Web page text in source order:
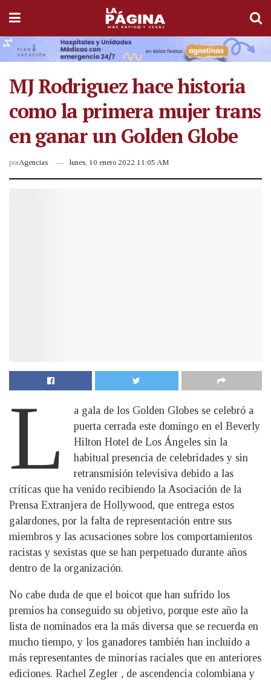
MJ Rodriguez hace historia
como la primera mujer trans
en ganar un Golden Globe
porAgencias lunes, 10 enero 2022 11:05 AM
L
a gala de los Golden Globes se celebró a
puerta cerrada este domingo en el Beverly
Hilton Hotel de Los Ángeles sin la
habitual presencia de celebridades y sin
retransmisión televisiva debido a las
críticas que ha venido recibiendo la Asociación de la
Prensa Extranjera de Hollywood, que entrega estos
galardones, por la falta de representación entre sus
miembros y las acusaciones sobre los comportamientos
racistas y sexistas que se han perpetuado durante años
dentro de la organización.
No cabe duda de que el boicot que han sufrido los
premios ha conseguido su objetivo, porque este año la
lista de nominados era la más diversa que se recuerda en
mucho tiempo, y los ganadores también han incluido a
más representantes de minorías raciales que en anteriores
ediciones. Rachel Zegler , de ascendencia colombiana y